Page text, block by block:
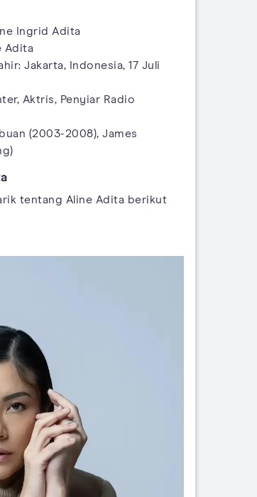
Ingrid Adita
Adita
Jakarta, Indonesia, 17 Juli
Aktris, Penyiar Radio
(2003-2008), James
tentang Aline Adita berikut